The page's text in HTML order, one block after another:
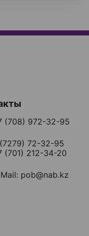
(708) 972-32-95
72-32-95
(701) 212-34-20
pob@nab.kz